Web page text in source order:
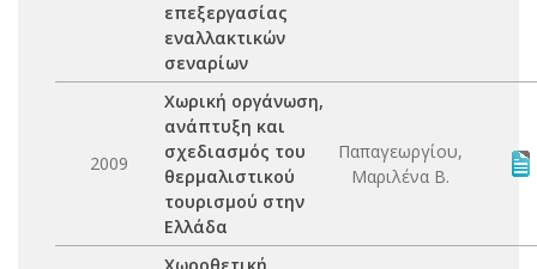
επεξεργασίας
εναλλακτικών
σεναρίων
2009
Χωρική οργάνωση,
ανάπτυξη και
σχεδιασμός του
θερμαλιστικού
τουρισμού στην
Ελλάδα
Παπαγεωργίου,
Μαριλένα Β.